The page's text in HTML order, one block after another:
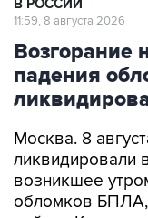
Возгорание
падения
Москва. 8
возникшее
обломков БПЛА,
района
в своем канале